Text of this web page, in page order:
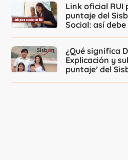
Link oficial RUI
puntaje del
Social: así
¿Qué significa
Explicación y
puntaje’ del